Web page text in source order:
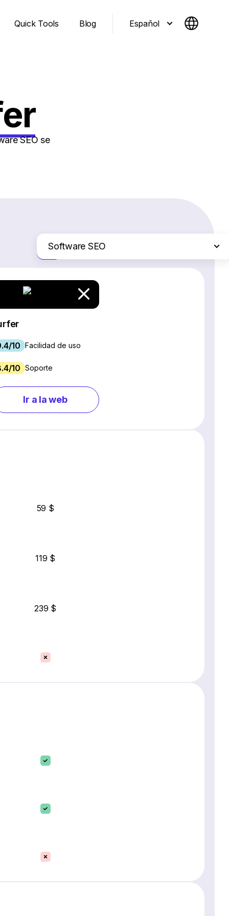
Quick Tools Blog Español
SEO se
Software SEO
Servicios de hosting web
Software de gestión de proyectos
Chat en vivo y chatbots
Marketing por correo electrónico
Solo las diferencias
10 Facilidad de uso
10 Soporte
Ir a la web
59 $
119 $
239 $